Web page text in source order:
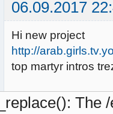
06.09.2017
Hi new project
http://
top martyr intros
The